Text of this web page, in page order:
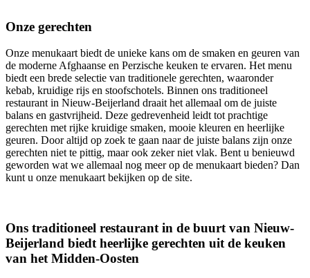
Onze gerechten
Onze menukaart biedt de unieke kans om de smaken en geuren van
de moderne Afghaanse en Perzische keuken te ervaren. Het menu
biedt een brede selectie van traditionele gerechten, waaronder
kebab, kruidige rijs en stoofschotels. Binnen ons traditioneel
restaurant in Nieuw-Beijerland draait het allemaal om de juiste
balans en gastvrijheid. Deze gedrevenheid leidt tot prachtige
gerechten met rijke kruidige smaken, mooie kleuren en heerlijke
geuren. Door altijd op zoek te gaan naar de juiste balans zijn onze
gerechten niet te pittig, maar ook zeker niet vlak. Bent u benieuwd
geworden wat we allemaal nog meer op de menukaart bieden? Dan
kunt u onze menukaart bekijken op de site.
Ons traditioneel restaurant in de buurt van Nieuw-
Beijerland biedt heerlijke gerechten uit de keuken
van het Midden-Oosten